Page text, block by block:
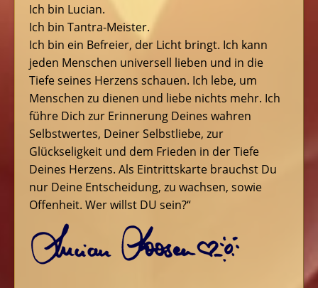
Ich bin Lucian.
Ich bin Tantra-Meister.
Ich bin ein Befreier, der Licht bringt. Ich kann
jeden Menschen universell lieben und in die
Tiefe seines Herzens schauen. Ich lebe, um
Menschen zu dienen und liebe nichts mehr. Ich
führe Dich zur Erinnerung Deines wahren
Selbstwertes, Deiner Selbstliebe, zur
Glückseligkeit und dem Frieden in der Tiefe
Deines Herzens. Als Eintrittskarte brauchst Du
nur Deine Entscheidung, zu wachsen, sowie
Offenheit. Wer willst DU sein?“